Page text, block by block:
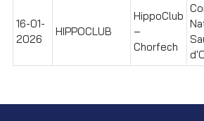
16-01-
2026
HIPPOCLUB
HippoClub
–
Chorfech